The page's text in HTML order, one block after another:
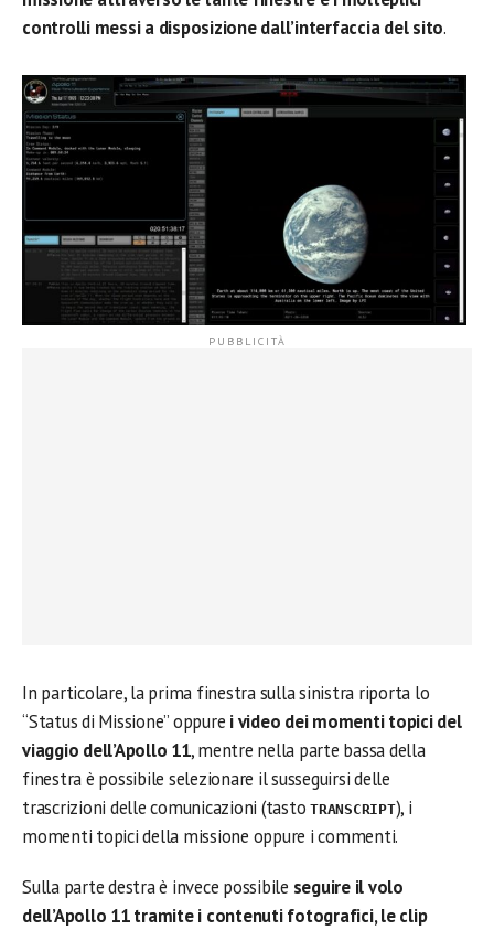
controlli messi a disposizione dall’interfaccia del sito.
In particolare, la prima finestra sulla sinistra riporta lo
“Status di Missione” oppure i video dei momenti topici del
viaggio dell’Apollo 11, mentre nella parte bassa della
finestra è possibile selezionare il susseguirsi delle
trascrizioni delle comunicazioni (tastoTRANSCRIPT), i
momenti topici della missione oppure i commenti.
Sulla parte destra è invece possibile seguire il volo
dell’Apollo 11 tramite i contenuti fotografici, le clip